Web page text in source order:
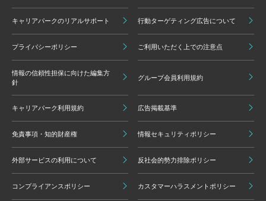
キャリアパークのリアルサポート 行動ターゲティング広告について
プライバシーポリシー ご利用いただく上での注意点
情報の信頼性担保に向けた編集方
針
グループ会員利用規約
キャリアパーク利用規約 広告掲載基準
免責事項・知的財産権 情報セキュリティポリシー
外部サービスの利用について 反社会的勢力排除ポリシー
コンプライアンスポリシー カスタマーハラスメントポリシー